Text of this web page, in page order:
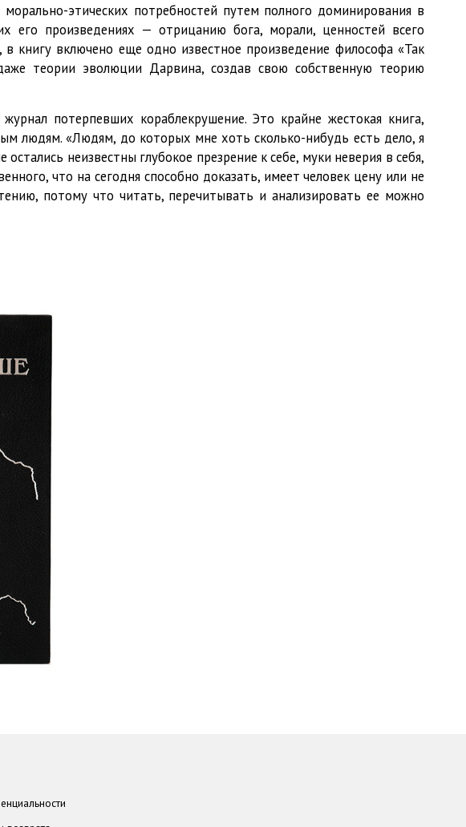
этических потребностей путем полного доминирования в
произведениях — отрицанию бога, морали, ценностей всего
книгу включено еще одно известное произведение философа «Так
теории эволюции Дарвина, создав свою собственную теорию
потерпевших кораблекрушение. Это крайне жестокая книга,
людям. «Людям, до которых мне хоть сколько-нибудь есть дело, я
неизвестны глубокое презрение к себе, муки неверия в себя,
что на сегодня способно доказать, имеет человек цену или не
потому что читать, перечитывать и анализировать ее можно